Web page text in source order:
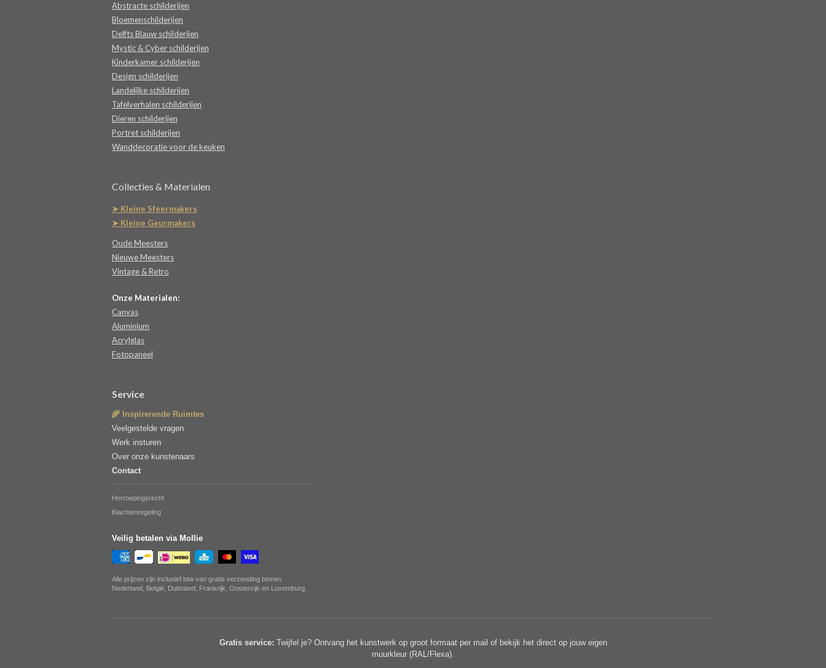
Abstracte schilderijen
Bloemenschilderijen
Delfts Blauw schilderijen
Mystic & Cyber schilderijen
Kinderkamer schilderijen
Design schilderijen
Landelijke schilderijen
Tafelverhalen schilderijen
Dieren schilderijen
Portret schilderijen
Wanddecoratie voor de keuken
Collecties & Materialen
➤ Kleine Sfeermakers
➤ Kleine Geurmakers
Oude Meesters
Nieuwe Meesters
Vintage & Retro
Onze Materialen:
Canvas
Aluminium
Acrylglas
Fotopaneel
Service
🌾 Inspirerende Ruimtes
Veelgestelde vragen
Werk insturen
Over onze kunstenaars
Contact
Herroepingsrecht
Klachtenregeling
Veilig betalen via Mollie
Alle prijzen zijn inclusief btw van gratis verzending binnen
Nederland, België, Duitsland, Frankrijk, Oostenrijk en Luxemburg.
Gratis service: Twijfel je? Ontvang het kunstwerk op groot formaat per mail of bekijk het direct op jouw eigen
muurkleur (RAL/Flexa).